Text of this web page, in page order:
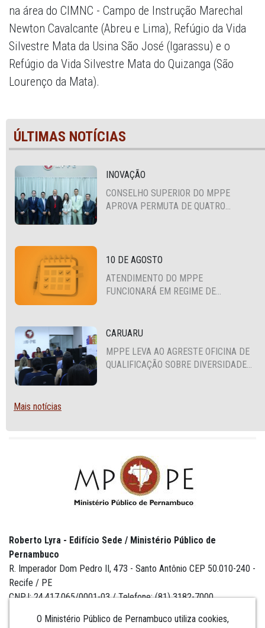
na área do CIMNC - Campo de Instrução Marechal
Newton Cavalcante (Abreu e Lima), Refúgio da Vida
Silvestre Mata da Usina São José (Igarassu) e o
Refúgio da Vida Silvestre Mata do Quizanga (São
Lourenço da Mata).
ÚLTIMAS NOTÍCIAS
INOVAÇÃO
CONSELHO SUPERIOR DO MPPE
APROVA PERMUTA DE QUATRO
10 DE AGOSTO
ATENDIMENTO DO MPPE
FUNCIONARÁ EM REGIME DE
CARUARU
MPPE LEVA AO AGRESTE OFICINA DE
QUALIFICAÇÃO SOBRE DIVERSIDADE
Mais notícias
O Ministério Público de Pernambuco utiliza cookies,
Roberto Lyra - Edifício Sede / Ministério Público de
Pernambuco
R. Imperador Dom Pedro II, 473 - Santo Antônio CEP 50.010-240 -
Recife / PE
CNPJ: 24.417.065/0001-03 / Telefone: (81) 3182-7000